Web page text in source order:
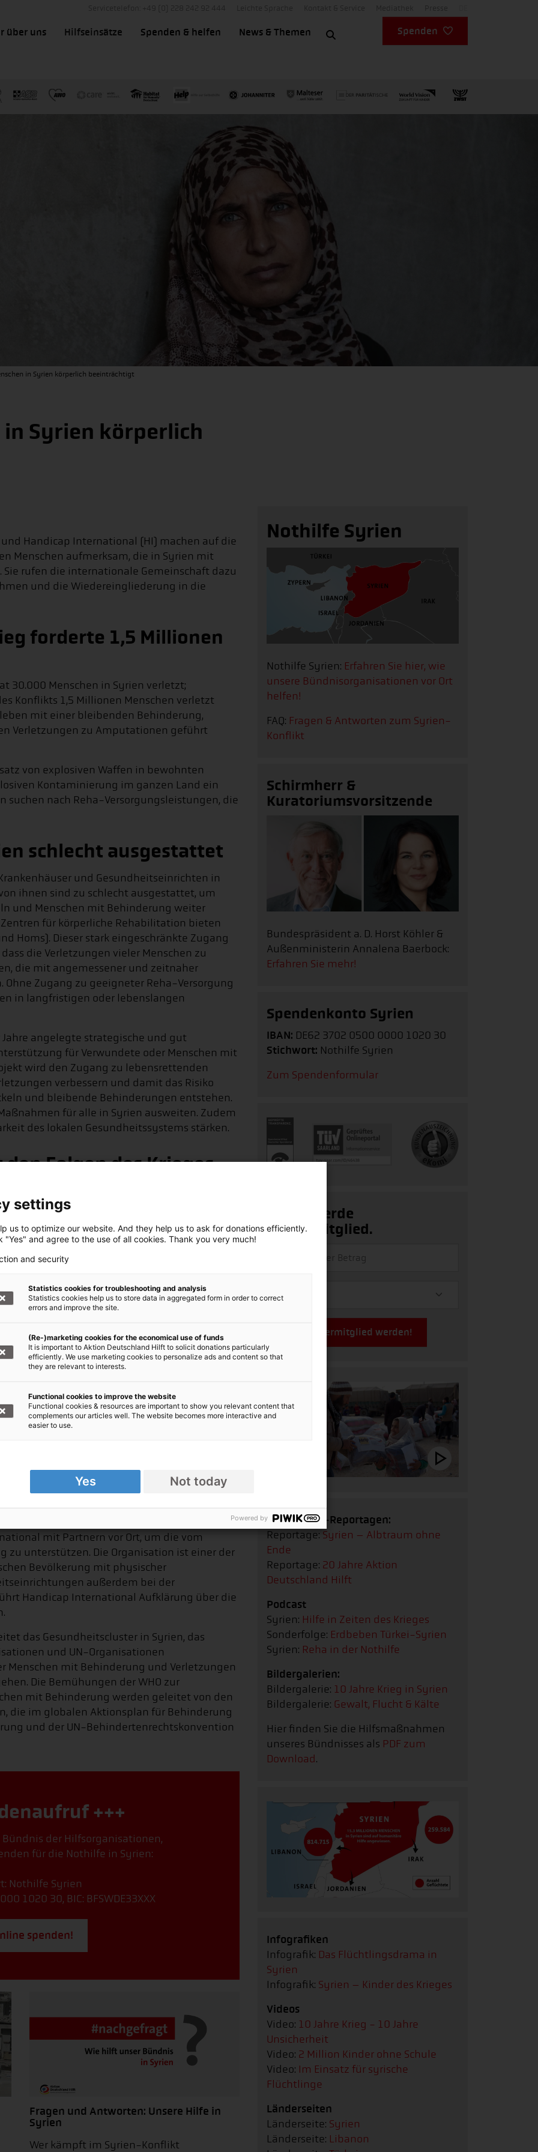
über uns Hilfseinsätze Spenden & helfen News & Themen Spenden
in Syrien körperlich beeinträchtigt
Syrien körperlich
Handicap International (HI) machen auf die
Menschen aufmerksam, die in Syrien mit
rufen die internationale Gemeinschaft dazu
und die Wiedereingliederung in die
forderte 1,5 Millionen
30.000 Menschen in Syrien verletzt;
Konflikts 1,5 Millionen Menschen verletzt
mit einer bleibenden Behinderung,
Verletzungen zu Amputationen geführt
von explosiven Waffen in bewohnten
Kontaminierung im ganzen Land ein
suchen nach Reha-Versorgungsleistungen, die
schlecht ausgestattet
und Gesundheitseinrichten in
ihnen sind zu schlecht ausgestattet, um
und Menschen mit Behinderung weiter
für körperliche Rehabilitation bieten
Homs). Dieser stark eingeschränkte Zugang
die Verletzungen vieler Menschen zu
die mit angemessener und zeitnaher
Zugang zu geeigneter Reha-Versorgung
in langfristigen oder lebenslangen
angelegte strategische und gut
für Verwundete oder Menschen mit
wird den Zugang zu lebensrettenden
verbessern und damit das Risiko
und bleibende Behinderungen entstehen.
für alle in Syrien ausweiten. Zudem
des lokalen Gesundheitssystems stärken.
Folgen des Krieges
dürfen bei Konflikten nicht
sind. Der Bedarf an Unterstützung
dieses Konfliktes leben werden, wächst
Geschäftsführerin von
sindKinder: Was wird in den nächsten zehn
Werden sie eine Chance auf
haben und in der Lage sein, für ihre
Gesellschaft integriert werden? Es wird immer
finden. Diese Kinder müssen die
Und es ist unsere Aufgabe als
mit Verletzungen und
Dr. Michel Thieren, Regionaldirektor der
unterstützt die syrische
mit Partnern vor Ort, um die vom
zu unterstützen. Die Organisation ist einer der
Bevölkerung mit physischer
außerdem bei der
Handicap International Aufklärung über die
das Gesundheitscluster in Syrien, das
und UN-Organisationen
Menschen mit Behinderung und Verletzungen
Die Bemühungen der WHO zur
mit Behinderung werden geleitet von den
die im globalen Aktionsplan für Behinderung
und der UN-Behindertenrechtskonvention
+++
der Hilfsorganisationen,
für die Nothilfe in Syrien:
Nothilfe Syrien
1020 30, BIC: BFSWDE33XXX
spenden!
Fragen und Antworten: Unsere Hilfe in
Syrien
Wer kämpft im Syrien-Konflikt
Nothilfe Syrien
Nothilfe Syrien: Erfahren Sie hier, wie
unsere Bündnisorganisationen vor Ort
helfen!
FAQ: Fragen & Antworten zum Syrien-
Konflikt
Schirmherr &
Kuratoriumsvorsitzende
Bundespräsident a. D. Horst Köhler &
Außenministerin Annalena Baerbock:
Erfahren Sie mehr!
Spendenkonto Syrien
IBAN: DE62 3702 0500 0000 1020 30
Stichwort: Nothilfe Syrien
Zum Spendenformular
Ja, ich werde
Fördermitglied.
Jetzt Fördermitglied werden!
Multimedia-Reportagen:
Reportage: Syrien – Albtraum ohne
Ende
Reportage: 20 Jahre Aktion
Deutschland Hilft
Podcast
Syrien: Hilfe in Zeiten des Krieges
Sonderfolge: Erdbeben Türkei-Syrien
Syrien: Reha in der Nothilfe
Bildergalerien:
Bildergalerie: 10 Jahre Krieg in Syrien
Bildergalerie: Gewalt, Flucht & Kälte
Hier finden Sie die Hilfsmaßnahmen
unseres Bündnisses als PDF zum
Download.
Infografiken
Infografik: Das Flüchtlingsdrama in
Syrien
Infografik: Syrien – Kinder des Krieges
Videos
Video: 10 Jahre Krieg - 10 Jahre
Unsicherheit
Video: 2 Million Kinder ohne Schule
Video: Im Einsatz für syrische
Flüchtlinge
Länderseiten
Länderseite: Syrien
Länderseite: Libanon
settings
us to optimize our website. And they help us to ask for donations efficiently.
"Yes" and agree to the use of all cookies. Thank you very much!
and security
Statistics cookies for troubleshooting and analysis
Statistics cookies help us to store data in aggregated form in order to correct
errors and improve the site.
(Re-)marketing cookies for the economical use of funds
It is important to Aktion Deutschland Hilft to solicit donations particularly
efficiently. We use marketing cookies to personalize ads and content so that
they are relevant to interests.
Functional cookies to improve the website
Functional cookies & resources are important to show you relevant content that
complements our articles well. The website becomes more interactive and
easier to use.
Yes Not today
Powered by